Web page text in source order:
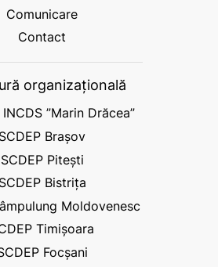
Comunicare
Contact
organizațională
”Marin Drăcea”
SCDEP Brașov
SCDEP Pitești
SCDEP Bistrița
Moldovenesc
Timișoara
Focșani